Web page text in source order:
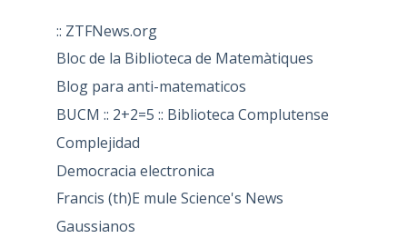
:: ZTFNews.org
Bloc de la Biblioteca de Matemàtiques
Blog para anti-matematicos
BUCM :: 2+2=5 :: Biblioteca Complutense
Complejidad
Democracia electronica
Francis (th)E mule Science's News
Gaussianos